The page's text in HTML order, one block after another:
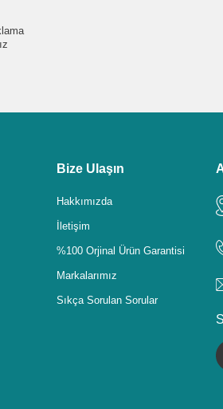
Bize Ulaşın
Hakkımızda
İletişim
%100 Orjinal Ürün Garantisi
Markalarımız
Sıkça Sorulan Sorular